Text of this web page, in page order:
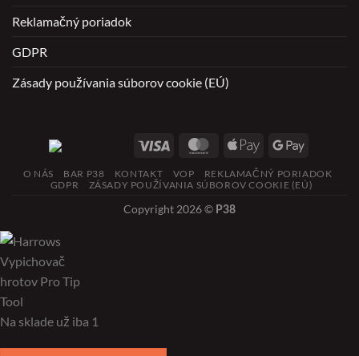
Reklamačný poriadok
GDPR
Zásady používania súborov cookie (EÚ)
O NÁS BAR P38 KONTAKT VOP
REKLAMAČNÝ PORIADOK
GDPR
ZÁSADY POUŽÍVANIA SÚBOROV COOKIE (EÚ)
Copyright 2026 © P38
Na sklade už iba 1